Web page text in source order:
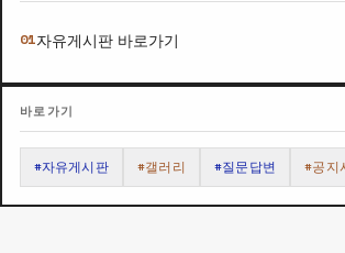
자유게시판 바로가기
바로가기
#자유게시판 #갤러리 #질문답변 #공지